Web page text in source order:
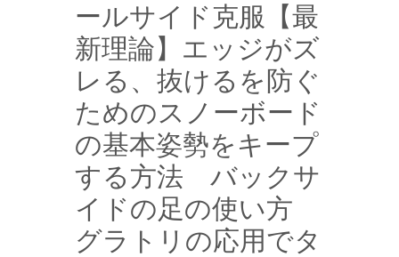
ールサイド克服【最
新理論】エッジがズ
レる、抜けるを防ぐ
ためのスノーボード
の基本姿勢をキープ
する方法 バックサ
イドの足の使い方
グラトリの応用でタ